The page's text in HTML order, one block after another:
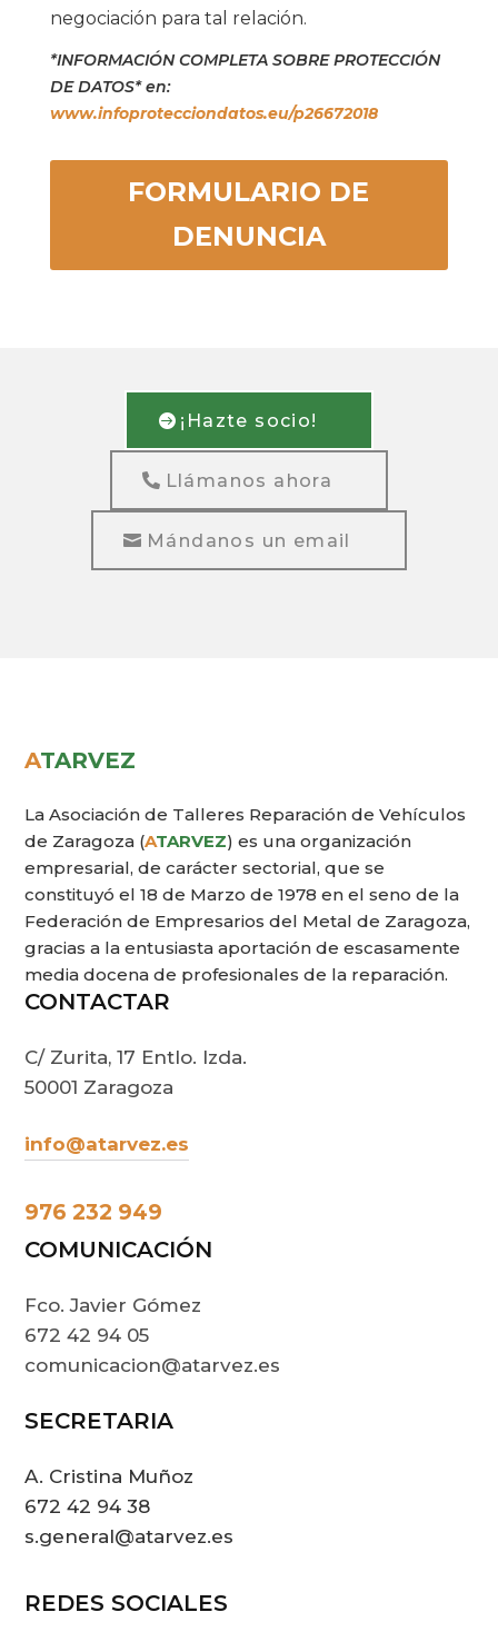
negociación para tal relación.
*INFORMACIÓN COMPLETA SOBRE PROTECCIÓN
DE DATOS* en:
www.infoprotecciondatos.eu/p26672018
FORMULARIO DE
DENUNCIA
¡Hazte socio!
Llámanos ahora
Mándanos un email
ATARVEZ
La Asociación de Talleres Reparación de Vehículos
de Zaragoza (ATARVEZ) es una organización
empresarial, de carácter sectorial, que se
constituyó el 18 de Marzo de 1978 en el seno de la
Federación de Empresarios del Metal de Zaragoza,
gracias a la entusiasta aportación de escasamente
media docena de profesionales de la reparación.
CONTACTAR
C/ Zurita, 17 Entlo. Izda.
50001 Zaragoza
info@atarvez.es
976 232 949
COMUNICACIÓN
Fco. Javier Gómez
672 42 94 05
comunicacion@atarvez.es
SECRETARIA
A. Cristina Muñoz
672 42 94 38
s.general@atarvez.es
REDES SOCIALES